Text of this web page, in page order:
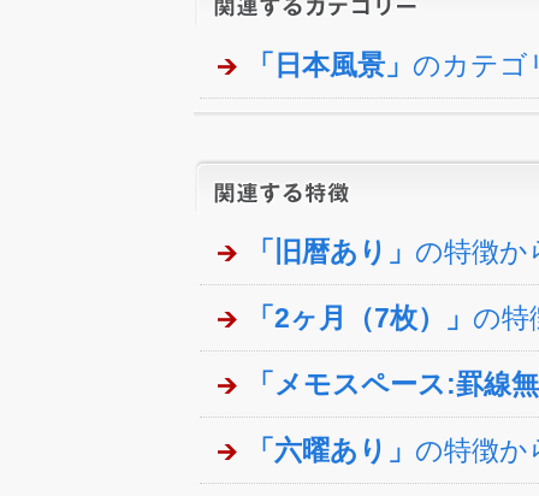
「日本風景」 のカテゴ
「旧暦あり」 の特徴か
「2ヶ月（7枚）」 の特
「メモスペース:罫線
「六曜あり」 の特徴か